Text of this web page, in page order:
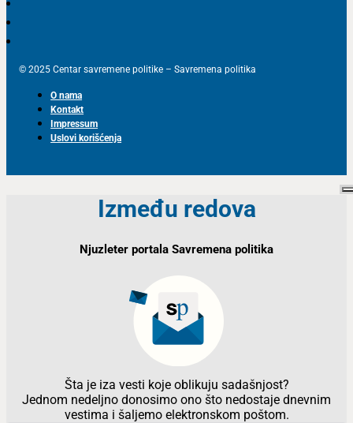
© 2025 Centar savremene politike – Savremena politika
O nama
Kontakt
Impressum
Uslovi korišćenja
Između redova
Njuzleter portala Savremena politika
Šta je iza vesti koje oblikuju sadašnjost?
Jednom nedeljno donosimo ono što nedostaje dnevnim
vestima i šaljemo elektronskom poštom.